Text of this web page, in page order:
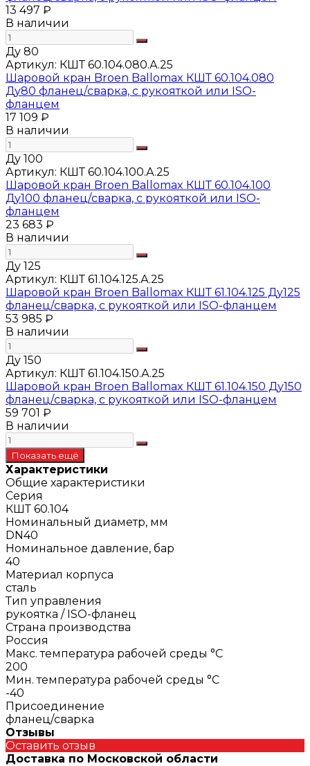
13 497 ₽
В наличии
Ду 80
Артикул: КШТ 60.104.080.А.25
Шаровой кран Broen Ballomax КШТ 60.104.080
Ду80 фланец/сварка, с рукояткой или ISO-
фланцем
17 109 ₽
В наличии
Ду 100
Артикул: КШТ 60.104.100.А.25
Шаровой кран Broen Ballomax КШТ 60.104.100
Ду100 фланец/сварка, с рукояткой или ISO-
фланцем
23 683 ₽
В наличии
Ду 125
Артикул: КШТ 61.104.125.А.25
Шаровой кран Broen Ballomax КШТ 61.104.125 Ду125
фланец/сварка, с рукояткой или ISO-фланцем
53 985 ₽
В наличии
Ду 150
Артикул: КШТ 61.104.150.А.25
Шаровой кран Broen Ballomax КШТ 61.104.150 Ду150
фланец/сварка, с рукояткой или ISO-фланцем
59 701 ₽
В наличии
Характеристики
Общие характеристики
Серия
КШТ 60.104
Номинальный диаметр, мм
DN40
Номинальное давление, бар
40
Материал корпуса
сталь
Тип управления
рукоятка / ISO-фланец
Страна производства
Россия
Макс. температура рабочей среды °С
200
Мин. температура рабочей среды °С
-40
Присоединение
фланец/сварка
Отзывы
Оставить отзыв
Доставка по Московской области